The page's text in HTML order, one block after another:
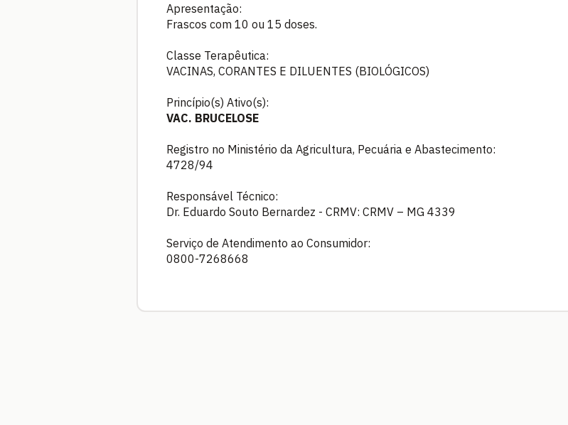
Apresentação:
Frascos com 10 ou 15 doses.
Classe Terapêutica:
VACINAS, CORANTES E DILUENTES (BIOLÓGICOS)
Princípio(s) Ativo(s):
VAC. BRUCELOSE
Registro no Ministério da Agricultura, Pecuária e Abastecimento:
4728/94
Responsável Técnico:
Dr. Eduardo Souto Bernardez - CRMV: CRMV – MG 4339
Serviço de Atendimento ao Consumidor:
0800-7268668